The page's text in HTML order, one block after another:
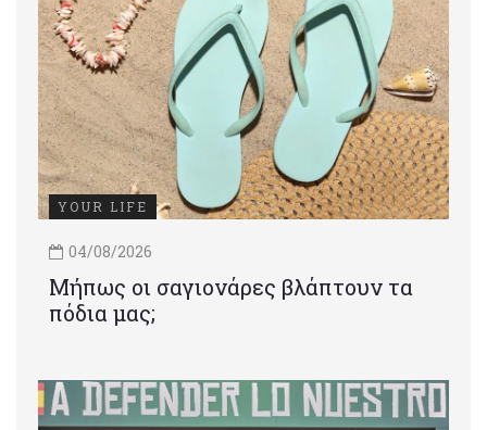
YOUR LIFE
04/08/2026
Μήπως οι σαγιονάρες βλάπτουν τα
πόδια μας;